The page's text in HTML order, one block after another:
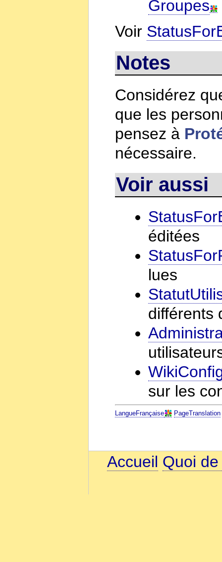
Groupes
Voir
Notes
Considérez
que les
pensez à
nécessaire.
Voir aussi
éditées
lues
différents
sur les
LangueFrançaise PageTranslation
Accueil Quoi